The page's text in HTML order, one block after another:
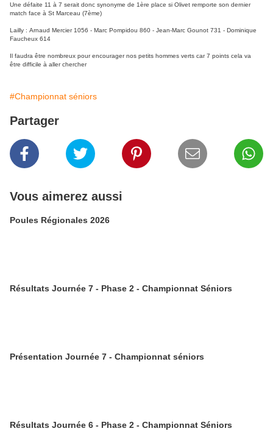
Une défaite 11 à 7 serait donc synonyme de 1ère place si Olivet remporte son dernier
match face à St Marceau (7ème)
Lailly : Arnaud Mercier 1056 - Marc Pompidou 860 - Jean-Marc Gounot 731 - Dominique
Faucheux 614
Il faudra être nombreux pour encourager nos petits hommes verts car 7 points cela va
être difficile à aller chercher
#Championnat séniors
Partager
Vous aimerez aussi
Poules Régionales 2026
Résultats Journée 7 - Phase 2 - Championnat Séniors
Présentation Journée 7 - Championnat séniors
Résultats Journée 6 - Phase 2 - Championnat Séniors